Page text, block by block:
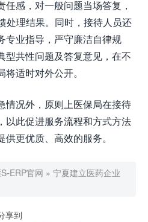
任感，对一般问题当场答复，
处理结果。同时，接待人员还
专业指导，严守廉洁自律规
型共性问题及答复意见，在不
适时对外公开。​
情况外，原则上医保局在接待
以此促进服务流程和方式方法
更优质、高效的服务。
ERP官网 » 宁夏建立医药企业
享到